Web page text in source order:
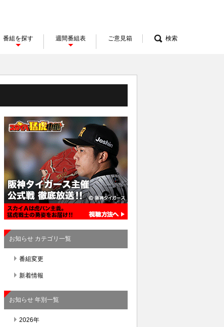
番組を探す 週間番組表 ご意見箱 検索
お知らせ カテゴリ一覧
番組変更
新着情報
お知らせ 年別一覧
2026年